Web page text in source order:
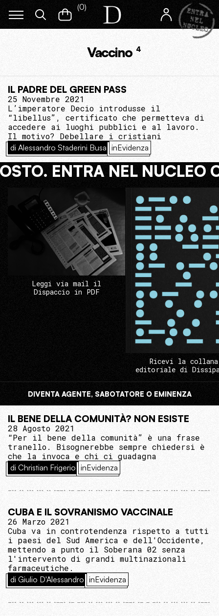
(0)
Vaccino 4
IL PADRE DEL GREEN PASS
25 Novembre 2021
L’imperatore Decio introdusse il
“libellus”, certificato che permetteva di
accedere ai luoghi pubblici e al lavoro.
Il motivo? Debellare i cristiani
di Alessandro Staderini Busa inEvidenza
ENTRA NEL NUCLEO
Leggi via mail il
Dispaccio in PDF
Ricevi la collana
editoriale di
DIVENTA AGENTE, SABOTATORE O EMINENZA
IL BENE DELLA COMUNITÀ? NON ESISTE
28 Agosto 2021
“Per il bene della comunità” è una frase
tranello. Bisognerebbe sempre chiedersi è
che la invoca e chi ci guadagna
di Christian Frigerio inEvidenza
CUBA E IL SOVRANISMO VACCINALE
26 Marzo 2021
Cuba va in controtendenza rispetto a tutti
i paesi del Sud America e dell'Occidente,
mettendo a punto il Soberana 02 senza
l'intervento di grandi multinazionali
farmaceutiche.
di Giulio D'Alessandro inEvidenza